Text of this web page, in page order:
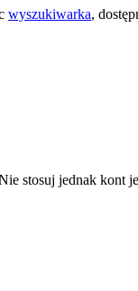
wyszukiwarka,
stosuj jednak kont